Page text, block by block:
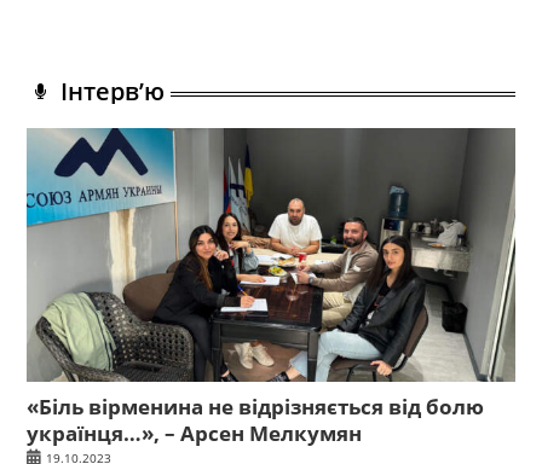
Інтерв’ю
«Біль вірменина не відрізняється від болю
українця…», – Арсен Мелкумян
19.10.2023